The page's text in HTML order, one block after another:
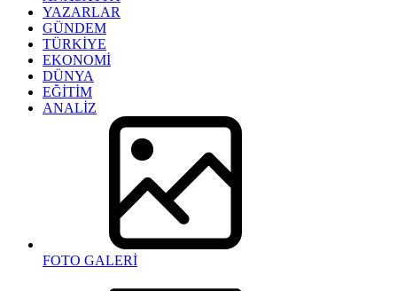
YAZARLAR
GÜNDEM
TÜRKİYE
EKONOMİ
DÜNYA
EĞİTİM
ANALİZ
FOTO GALERİ